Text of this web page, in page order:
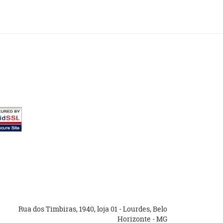
Rua dos Timbiras, 1940, loja 01 -Lourdes, Belo
Horizonte -MG